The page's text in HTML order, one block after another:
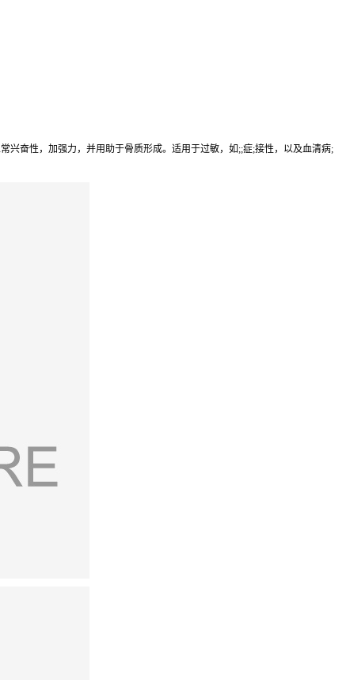
兴奋性，加强力，并用助于骨质形成。适用于过敏，如;;症;接性，以及血清病;